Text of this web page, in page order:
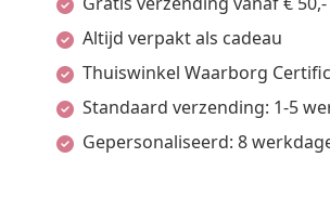
Altijd verpakt als cadeau
Thuiswinkel Waarborg
Standaard verzending: 1-5
Gepersonaliseerd: 8